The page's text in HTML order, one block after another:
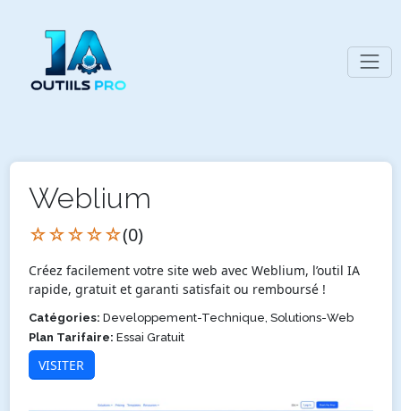
Weblium
☆☆☆☆☆(0)
Créez facilement votre site web avec Weblium, l’outil IA
rapide, gratuit et garanti satisfait ou remboursé !
Catégories: Developpement-Technique, Solutions-Web
Plan Tarifaire: Essai Gratuit
VISITER